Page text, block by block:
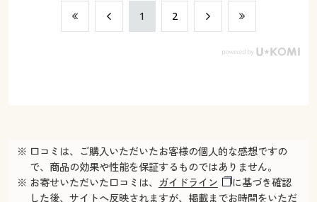
​1 ​2
※ 口コミは、ご購入いただいたお客様の個人的な感想ですの
で、商品の効果や性能を保証するものではありません。
※ お寄せいただいた口コミは、 ガイドライン
に基づき確認
した後、サイトへ反映されますが、掲載までお時間をいただ